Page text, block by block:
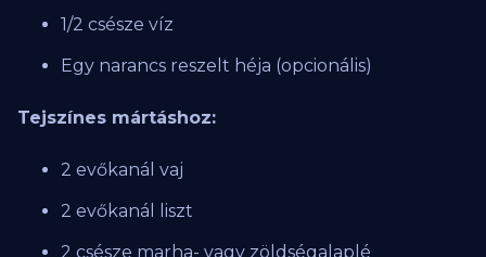
1/2 csésze víz
Egy narancs reszelt héja (opcionális)
Tejszínes mártáshoz:
2 evőkanál vaj
2 evőkanál liszt
2 csésze marha- vagy zöldségalaplé